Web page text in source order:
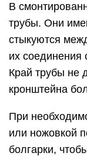
В
трубы. Они
стыкуются
их соединения
Край трубы не
кронштейна
При
или ножовкой
болгарки,